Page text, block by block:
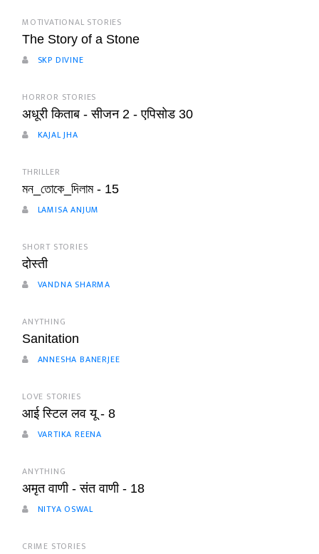
MOTIVATIONAL STORIES
The Story of a Stone
SKP DIVINE
HORROR STORIES
अधूरी किताब - सीजन 2 - एपिसोड 30
KAJAL JHA
THRILLER
মন_তোকে_দিলাম - 15
LAMISA ANJUM
SHORT STORIES
दोस्ती
VANDNA SHARMA
ANYTHING
Sanitation
ANNESHA BANERJEE
LOVE STORIES
आई स्टिल लव यू - 8
VARTIKA REENA
ANYTHING
अमृत वाणी - संत वाणी - 18
NITYA OSWAL
CRIME STORIES